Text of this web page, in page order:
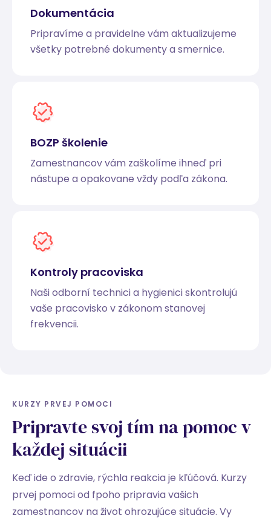
Dokumentácia
Pripravíme a pravidelne vám aktualizujeme
všetky potrebné dokumenty a smernice.
BOZP školenie
Zamestnancov vám zaškolíme ihneď pri
nástupe a opakovane vždy podľa zákona.
Kontroly pracoviska
Naši odborní technici a hygienici skontrolujú
vaše pracovisko v zákonom stanovej
frekvencii.
KURZY PRVEJ POMOCI
Pripravte svoj tím na pomoc v
každej situácii
Keď ide o zdravie, rýchla reakcia je kľúčová. Kurzy
prvej pomoci od fpoho pripravia vašich
zamestnancov na život ohrozujúce situácie. Vy